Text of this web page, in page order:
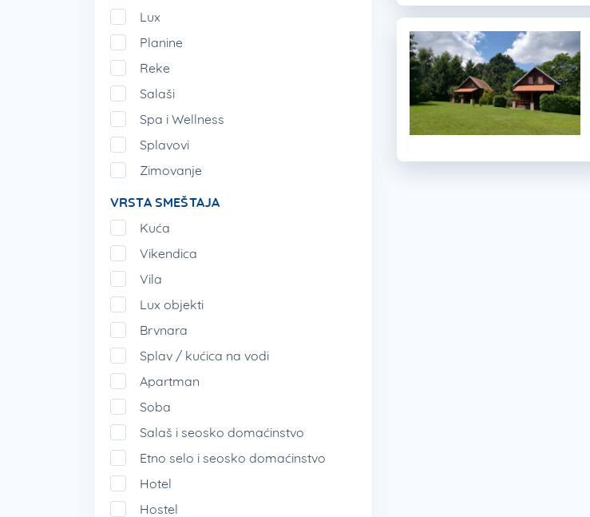
Lux
Planine
Reke
Salaši
Spa i Wellness
Splavovi
Zimovanje
VRSTA SMEŠTAJA
Kuća
Vikendica
Vila
Lux objekti
Brvnara
Splav / kućica na vodi
Apartman
Soba
Salaš i seosko domaćinstvo
Etno selo i seosko domaćinstvo
Hotel
Hostel